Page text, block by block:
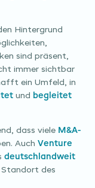
Hintergrund
sind präsent,
immer sichtbar
ein Umfeld, in
und begleitet
dass viele M&A-
AuchVenture
deutschlandweit
des